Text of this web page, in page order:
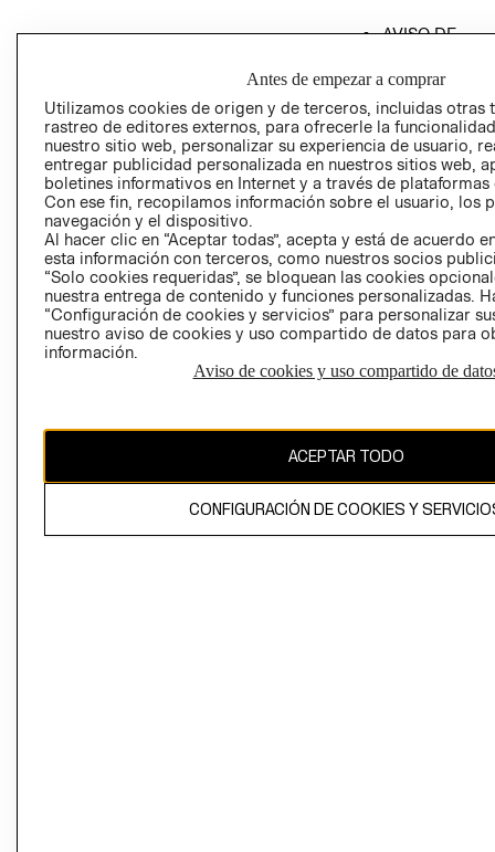
AVISO DE
GIFT CARD
AVISO DE
Perú (S/)
CAMBIAR REGIÓN
propiedad de H&M Hennes & Mauritz AB
Antes de empezar a comprar
Utilizamos cookies de origen y de terceros, incluidas otras
rastreo de editores externos, para ofrecerle la
nuestro sitio web, personalizar su experiencia de usuario,
entregar publicidad personalizada en nuestros sitios web,
boletines informativos en Internet y a través de plataformas
Con ese fin, recopilamos información sobre el usuario, los
navegación y el dispositivo.
Al hacer clic en “Aceptar todas”, acepta y está de acuerdo
esta información con terceros, como nuestros socios
“Solo cookies requeridas”, se bloquean las cookies
nuestra entrega de contenido y funciones personalizadas.
“Configuración de cookies y servicios” para personalizar
nuestro aviso de cookies y uso compartido de datos para
información.
Aviso de cookies y uso compartido de
ACEPTAR TODO
CONFIGURACIÓN DE COOKIES Y